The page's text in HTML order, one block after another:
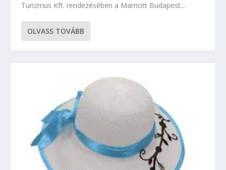
Turizmus Kft. rendezésében a Marriott Budapest...
OLVASS TOVÁBB